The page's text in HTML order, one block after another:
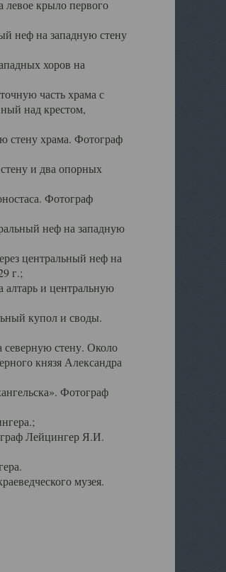
крыло первого
неф на западную стену
хоров на
часть храма с
над крестом,
стену храма. Фотограф
и два опорных
Фотограф
неф на западную
центральный неф на
г.;
и центральную
купол и своды.
стену. Около
князя Александра
Фотограф
Лейцингер Я.И.
музея.